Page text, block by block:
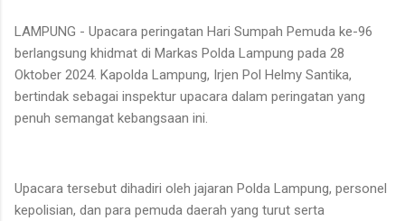
LAMPUNG - Upacara peringatan Hari Sumpah Pemuda ke-96
berlangsung khidmat di Markas Polda Lampung pada 28
Oktober 2024. Kapolda Lampung, Irjen Pol Helmy Santika,
bertindak sebagai inspektur upacara dalam peringatan yang
penuh semangat kebangsaan ini.
Upacara tersebut dihadiri oleh jajaran Polda Lampung, personel
kepolisian, dan para pemuda daerah yang turut serta